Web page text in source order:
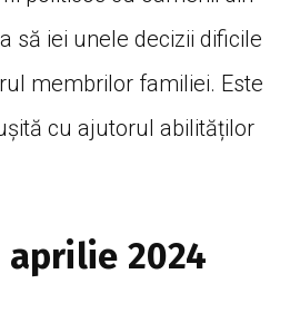
să iei unele decizii dificile
membrilor familiei. Este
cu ajutorul abilităților
aprilie 2024